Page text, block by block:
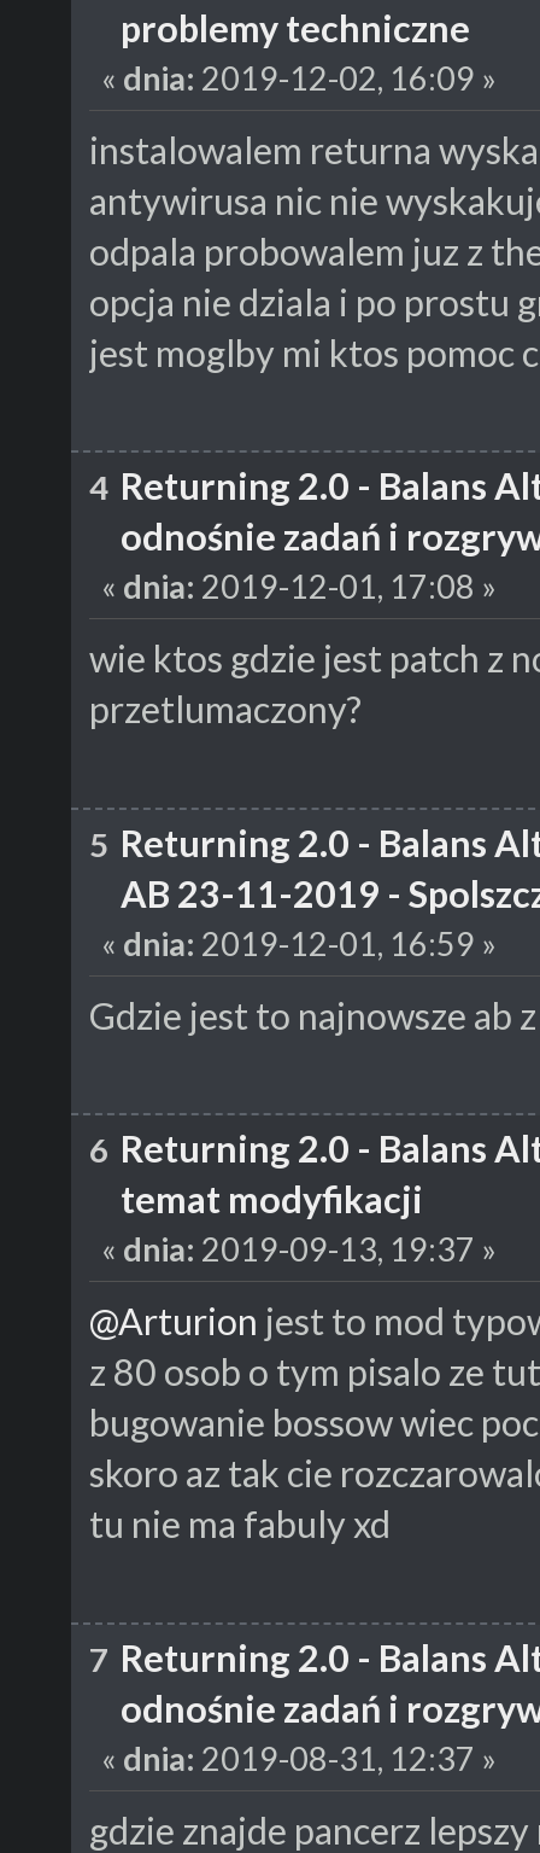
problemy techniczne
« dnia: 2019-12-02, 16:09 »
instalowalem returna
antywirusa nic nie
odpala probowalem juz z
opcja nie dziala i po prostu
jest moglby mi ktos pomoc
4 Returning 2.0 - Balans
odnośnie zadań i
« dnia: 2019-12-01, 17:08 »
wie ktos gdzie jest patch z
przetlumaczony?
5 Returning 2.0 - Balans
AB 23-11-2019 -
« dnia: 2019-12-01, 16:59 »
Gdzie jest to najnowsze ab
6 Returning 2.0 - Balans
temat modyfikacji
« dnia: 2019-09-13, 19:37 »
@Arturion jest to mod
z 80 osob o tym pisalo ze
bugowanie bossow wiec
skoro az tak cie
tu nie ma fabuly xd
7 Returning 2.0 - Balans
odnośnie zadań i
« dnia: 2019-08-31, 12:37 »
gdzie znajde pancerz